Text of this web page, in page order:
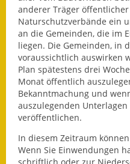
anderer Träger
Naturschutzverbände ein
an die Gemeinden, die im
liegen. Die Gemeinden, in
voraussichtlich auswirken
Plan spätestens drei
Monat öffentlich
Bekanntmachung und
auszulegenden
veröffentlichen.
In diesem Zeitraum
Wenn Sie Einwendungen